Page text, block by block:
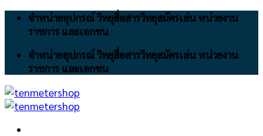
Skip
จำหน่ายอุปกรณ์ วิทยุสื่อสารวิทยุสมัครเล่น หน่วยงาน
ราชการ และเอกชน
จำหน่ายอุปกรณ์ วิทยุสื่อสารวิทยุสมัครเล่น หน่วยงาน
ราชการ และเอกชน